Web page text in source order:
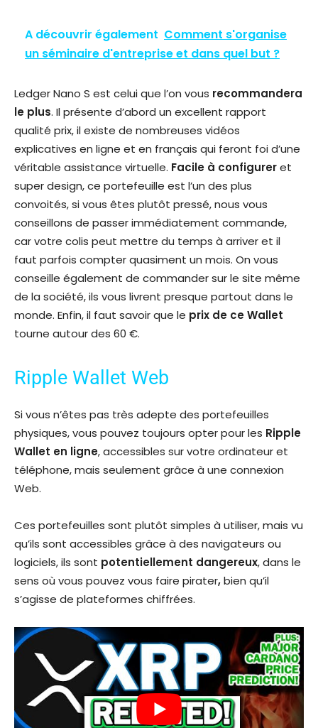
A découvrir également Comment s'organise
un séminaire d'entreprise et dans quel but ?
Ledger Nano S est celui que l’on vous recommandera
le plus. Il présente d’abord un excellent rapport
qualité prix, il existe de nombreuses vidéos
explicatives en ligne et en français qui feront foi d’une
véritable assistance virtuelle. Facile à configureret
super design, ce portefeuille est l’un des plus
convoités, si vous êtes plutôt pressé, nous vous
conseillons de passer immédiatement commande,
car votre colis peut mettre du temps à arriver et il
faut parfois compter quasiment un mois. On vous
conseille également de commander sur le site même
de la société, ils vous livrent presque partout dans le
monde. Enfin, il faut savoir que le prix de ce Wallet
tourne autour des 60 €.
Ripple Wallet Web
Si vous n’êtes pas très adepte des portefeuilles
physiques, vous pouvez toujours opter pour les Ripple
Wallet en ligne, accessibles sur votre ordinateur et
téléphone, mais seulement grâce à une connexion
Web.
Ces portefeuilles sont plutôt simples à utiliser, mais vu
qu’ils sont accessibles grâce à des navigateurs ou
logiciels, ils sont potentiellement dangereux, dans le
sens où vous pouvez vous faire pirater,bien qu’il
s’agisse de plateformes chiffrées.